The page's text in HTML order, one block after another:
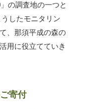
の調査地の一つと
したモニタリン
、那須平成の森の
用に役立てていき
寄付